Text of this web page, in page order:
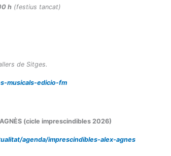
h (festius tancat)
de Sitges.
musicals-edicio-fm
(cicle imprescindibles 2026)
agenda/imprescindibles-alex-agnes